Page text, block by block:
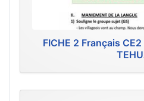
FICHE 2 Français